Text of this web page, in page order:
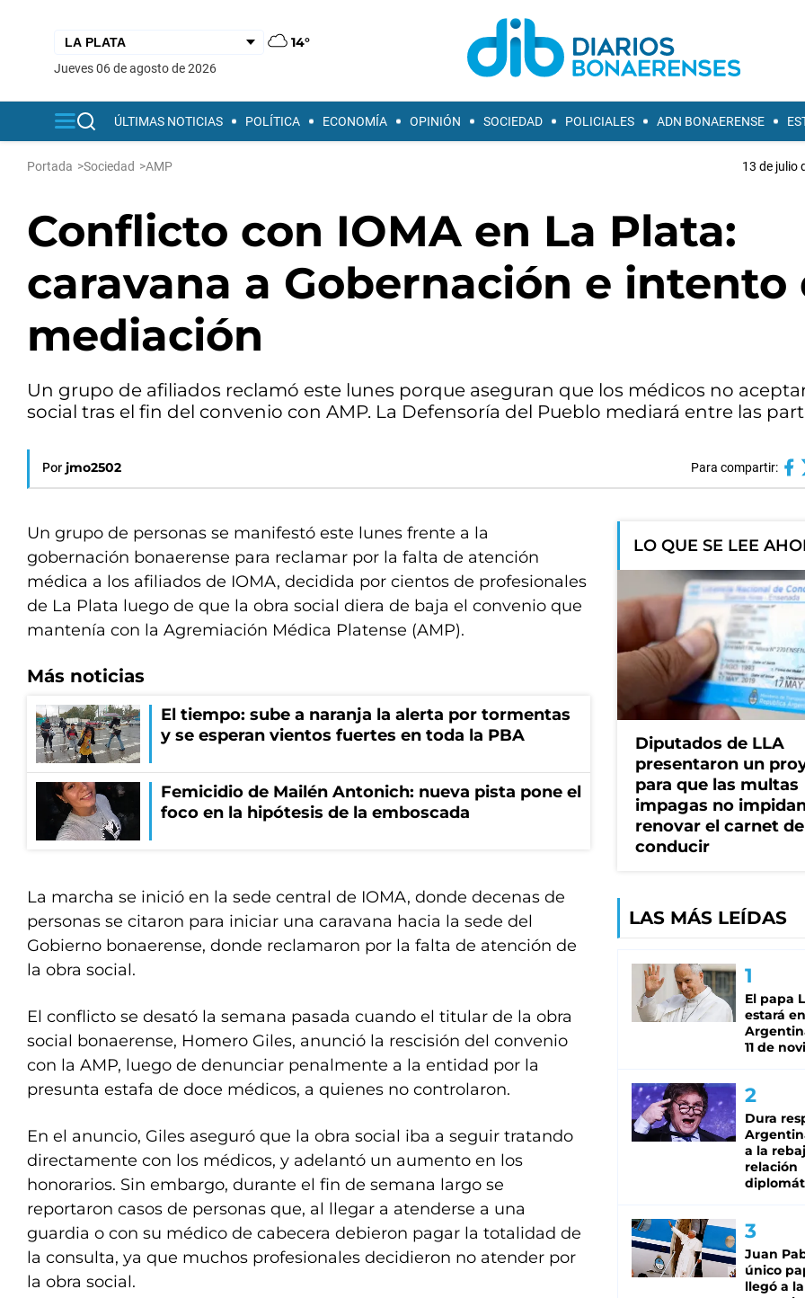
14°
jueves 06 de agosto de 2026
ÚLTIMAS NOTICIAS POLÍTICA ECONOMÍA OPINIÓN SOCIEDAD POLICIALES ADN BONAERENSE
Portada >Sociedad >AMP 13 de julio
Conflicto con IOMA en La Plata:
caravana a Gobernación e intento
mediación
Un grupo de afiliados reclamó este lunes porque aseguran que los médicos no
social tras el fin del convenio con AMP. La Defensoría del Pueblo mediará entre las
Por jmo2502 Para compartir:
Un grupo de personas se manifestó este lunes frente a la
gobernación bonaerense para reclamar por la falta de atención
médica a los afiliados de IOMA, decidida por cientos de profesionales
de La Plata luego de que la obra social diera de baja el convenio que
mantenía con la Agremiación Médica Platense (AMP).
Más noticias
El tiempo: sube a naranja la alerta por tormentas
y se esperan vientos fuertes en toda la PBA
Femicidio de Mailén Antonich: nueva pista pone el
foco en la hipótesis de la emboscada
La marcha se inició en la sede central de IOMA, donde decenas de
personas se citaron para iniciar una caravana hacia la sede del
Gobierno bonaerense, donde reclamaron por la falta de atención de
la obra social.
El conflicto se desató la semana pasada cuando el titular de la obra
social bonaerense, Homero Giles, anunció la rescisión del convenio
con la AMP, luego de denunciar penalmente a la entidad por la
presunta estafa de doce médicos, a quienes no controlaron.
En el anuncio, Giles aseguró que la obra social iba a seguir tratando
directamente con los médicos, y adelantó un aumento en los
honorarios. Sin embargo, durante el fin de semana largo se
reportaron casos de personas que, al llegar a atenderse a una
guardia o con su médico de cabecera debieron pagar la totalidad de
la consulta, ya que muchos profesionales decidieron no atender por
la obra social.
LO QUE SE LEE
Diputados de LLA
presentaron un
para que las multas
impagas no
renovar el carnet de
conducir
LAS MÁS LEÍDAS
El papa
estará
11 de
Dura
a la
relación
Juan
único
llegó a la